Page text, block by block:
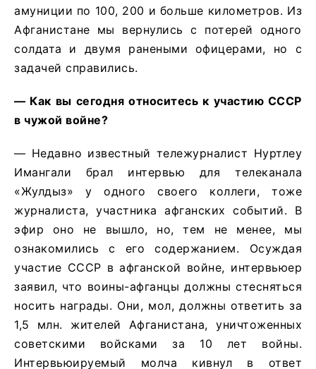
амуниции по 100, 200 и больше километров. Из
Афганистане мы вернулись с потерей одного
солдата и двумя ранеными офицерами, но с
задачей справились.
— Как вы сегодня относитесь к участию СССР
в чужой войне?
— Недавно известный тележурналист Нуртлеу
Имангали брал интервью для телеканала
«Жулдыз» у одного своего коллеги, тоже
журналиста, участника афганских событий. В
эфир оно не вышло, но, тем не менее, мы
ознакомились с его содержанием. Осуждая
участие СССР в афганской войне, интервьюер
заявил, что воины-афганцы должны стесняться
носить награды. Они, мол, должны ответить за
1,5 млн. жителей Афганистана, уничтоженных
советскими войсками за 10 лет войны.
Интервьюируемый молча кивнул в ответ